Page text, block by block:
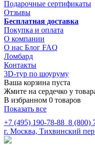
Подарочные сертификаты
Отзывы
Бесплатная доставка
Покупка и оплата
О компании
О нас Блог FAQ
Ломбард
Контакты
3D-тур по шоуруму
Ваша корзина пуста
Жмите на сердечко у
В избранном 0 товаров
Показать все
+7 (495) 190-78-88 8 (800)
г. Москва, Тихвинский